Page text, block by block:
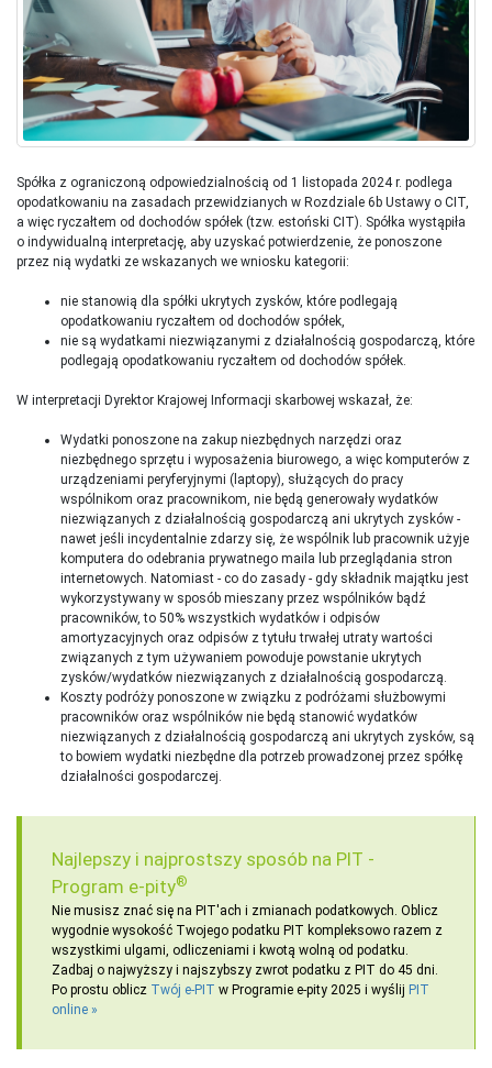
Spółka z ograniczoną odpowiedzialnością od 1 listopada 2024 r. podlega
opodatkowaniu na zasadach przewidzianych w Rozdziale 6b Ustawy o CIT,
a więc ryczałtem od dochodów spółek (tzw. estoński CIT). Spółka wystąpiła
o indywidualną interpretację, aby uzyskać potwierdzenie, że ponoszone
przez nią wydatki ze wskazanych we wniosku kategorii:
nie stanowią dla spółki ukrytych zysków, które podlegają
opodatkowaniu ryczałtem od dochodów spółek,
nie są wydatkami niezwiązanymi z działalnością gospodarczą, które
podlegają opodatkowaniu ryczałtem od dochodów spółek.
W interpretacji Dyrektor Krajowej Informacji skarbowej wskazał, że:
Wydatki ponoszone na zakup niezbędnych narzędzi oraz
niezbędnego sprzętu i wyposażenia biurowego, a więc komputerów z
urządzeniami peryferyjnymi (laptopy), służących do pracy
wspólnikom oraz pracownikom, nie będą generowały wydatków
niezwiązanych z działalnością gospodarczą ani ukrytych zysków -
nawet jeśli incydentalnie zdarzy się, że wspólnik lub pracownik użyje
komputera do odebrania prywatnego maila lub przeglądania stron
internetowych. Natomiast - co do zasady - gdy składnik majątku jest
wykorzystywany w sposób mieszany przez wspólników bądź
pracowników, to 50% wszystkich wydatków i odpisów
amortyzacyjnych oraz odpisów z tytułu trwałej utraty wartości
związanych z tym używaniem powoduje powstanie ukrytych
zysków/wydatków niezwiązanych z działalnością gospodarczą.
Koszty podróży ponoszone w związku z podróżami służbowymi
pracowników oraz wspólników nie będą stanowić wydatków
niezwiązanych z działalnością gospodarczą ani ukrytych zysków, są
to bowiem wydatki niezbędne dla potrzeb prowadzonej przez spółkę
działalności gospodarczej.
Najlepszy i najprostszy sposób na PIT -
Program e-pity®
Nie musisz znać się na PIT'ach i zmianach podatkowych. Oblicz
wygodnie wysokość Twojego podatku PIT kompleksowo razem z
wszystkimi ulgami, odliczeniami i kwotą wolną od podatku.
Zadbaj o najwyższy i najszybszy zwrot podatku z PIT do 45 dni.
Po prostu oblicz Twój e-PIT w Programie e-pity 2025 i wyślij PIT
online